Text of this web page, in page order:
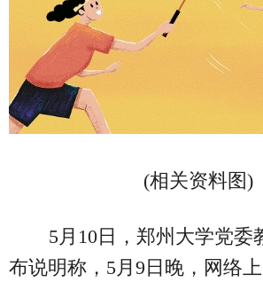
(相关资料图)
5月10日，郑州大学党委
布说明称，5月9日晚，网络